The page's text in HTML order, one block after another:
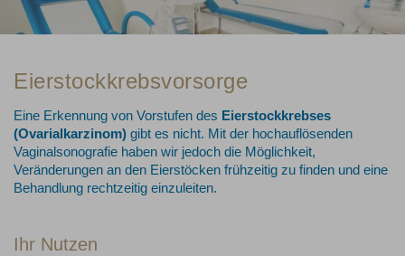
Eierstockkrebsvorsorge
Eine Erkennung von Vorstufen des Eierstockkrebses
(Ovarialkarzinom) gibt es nicht. Mit der hochauflösenden
Vaginalsonografie haben wir jedoch die Möglichkeit,
Veränderungen an den Eierstöcken frühzeitig zu finden und eine
Behandlung rechtzeitig einzuleiten.
Ihr Nutzen